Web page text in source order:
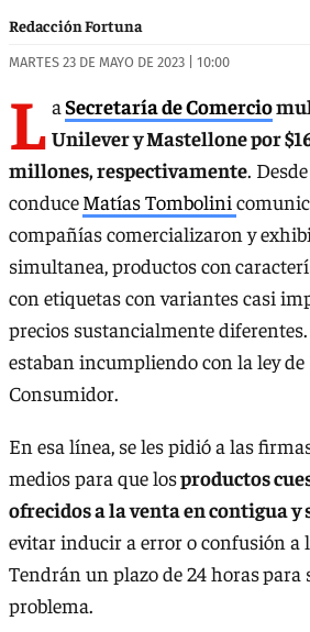
Redacción Fortuna
MARTES 23 DE MAYO DE 2023 | 10:00
L aSecretaría de Comercio
Unilever y Mastellone por
millones, respectivamente.
conduceMatías Tombolini
compañías comercializaron y
simultanea, productos con
con etiquetas con variantes casi
precios sustancialmente
estaban incumpliendo con la ley de
Consumidor.
En esa línea, se les pidió a las
medios para que losproductos
ofrecidos a la venta en contigua
evitar inducir a error o confusión a
Tendrán un plazo de 24 horaspara
problema.